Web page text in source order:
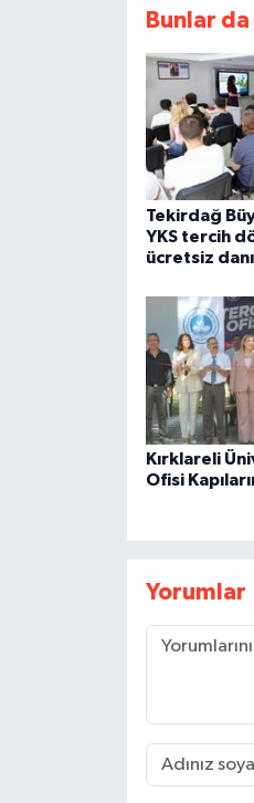
Bunlar
Tekirdağ
YKS tercih
ücretsiz
Kırklareli
Ofisi
Yorumlar